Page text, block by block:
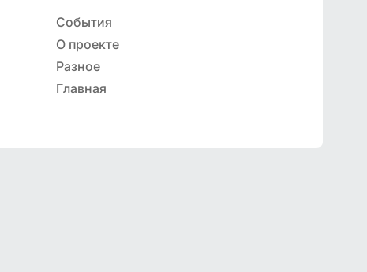
События
О проекте
Разное
Главная